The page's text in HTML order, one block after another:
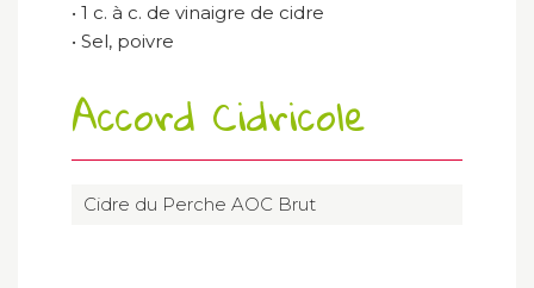
• 1 c. à c. de vinaigre de cidre
• Sel, poivre
Accord Cidricole
Cidre du Perche AOC Brut